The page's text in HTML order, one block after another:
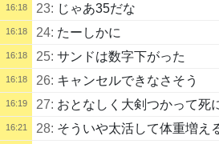
16:18 23: じゃあ35だな
16:18 24: たーしかに
16:18 25: サンドは数字下がった
16:18 26: キャンセルできなさそう
16:19 27: おとなしく大剣つかって死
16:21 28: そういや太活して体重増え